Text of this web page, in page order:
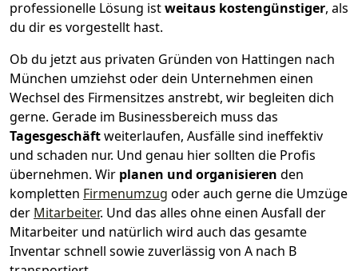
professionelle Lösung istweitaus kostengünstiger, als
du dir es vorgestellt hast.
Ob du jetzt aus privaten Gründen von Hattingen nach
München umziehst oder dein Unternehmen einen
Wechsel des Firmensitzes anstrebt, wir begleiten dich
gerne. Gerade im Businessbereich muss das
Tagesgeschäftweiterlaufen, Ausfälle sind ineffektiv
und schaden nur. Und genau hier sollten die Profis
übernehmen. Wir planen und organisieren den
kompletten Firmenumzug oder auch gerne die Umzüge
der Mitarbeiter. Und das alles ohne einen Ausfall der
Mitarbeiter und natürlich wird auch das gesamte
Inventar schnell sowie zuverlässig von A nach B